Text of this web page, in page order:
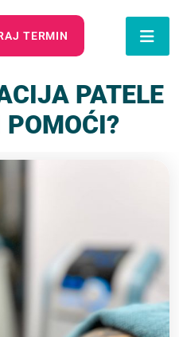
TERMIN
PATELE